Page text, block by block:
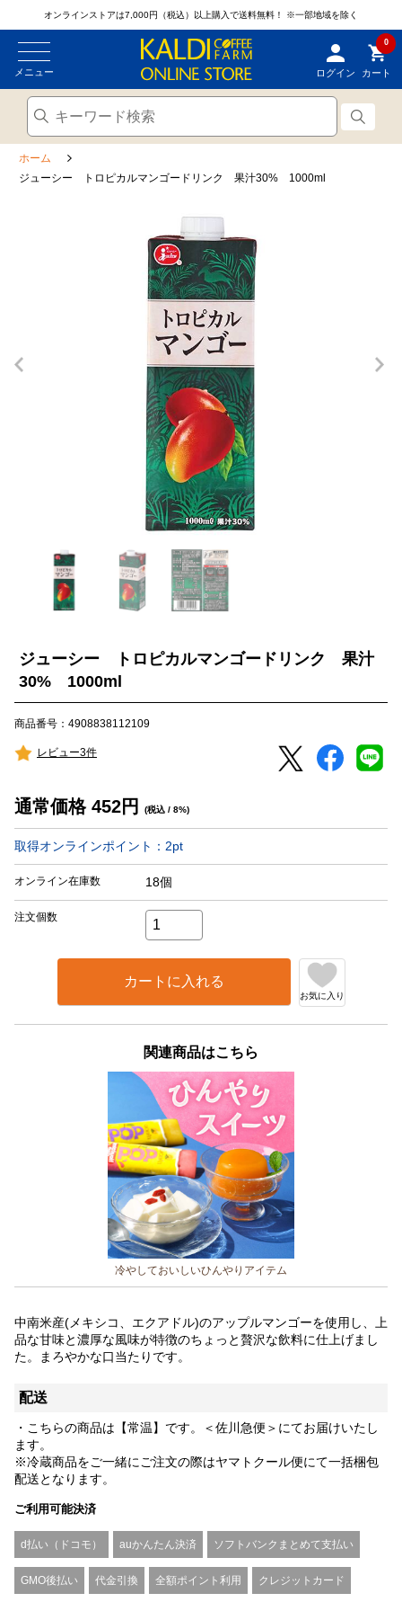
オンラインストアは7,000円（税込）以上購入で送料無料！ ※一部地域を除く
メニュー ログイン
0
カート
ホーム
ジューシー トロピカルマンゴードリンク 果汁30% 1000ml
ジューシー トロピカルマンゴードリンク 果汁
30% 1000ml
商品番号：4908838112109
レビュー3件
通常価格 452円 (税込 / 8%)
取得オンラインポイント： 2pt
オンライン在庫数 18個
注文個数
カートに入れる
お気に入り
関連商品はこちら
冷やしておいしいひんやりアイテム
中南米産(メキシコ、エクアドル)のアップルマンゴーを使用し、上
品な甘味と濃厚な風味が特徴のちょっと贅沢な飲料に仕上げまし
た。まろやかな口当たりです。
配送
・こちらの商品は【常温】です。＜佐川急便＞にてお届けいたし
ます。
※冷蔵商品をご一緒にご注文の際はヤマトクール便にて一括梱包
配送となります。
ご利用可能決済
d払い（ドコモ） auかんたん決済 ソフトバンクまとめて支払い
GMO後払い 代金引換 全額ポイント利用 クレジットカード